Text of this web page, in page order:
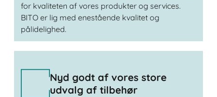
for kvaliteten af vores produkter og services.
BITO er lig med enestående kvalitet og
pålidelighed.
Nyd godt af vores store
udvalg af tilbehør